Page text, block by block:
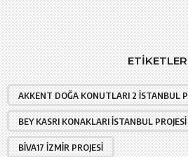
ETIKETLER
AKKENT DOĞA KONUTLARI 2 İSTANBUL
BEY KASRI KONAKLARI İSTANBUL PROJESI
BIVA17 İZMIR PROJESI